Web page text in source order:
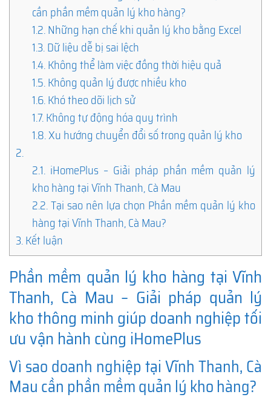
cần phần mềm quản lý kho hàng?
1.2.Những hạn chế khi quản lý kho bằng Excel
1.3.Dữ liệu dễ bị sai lệch
1.4.Không thể làm việc đồng thời hiệu quả
1.5.Không quản lý được nhiều kho
1.6.Khó theo dõi lịch sử
1.7.Không tự động hóa quy trình
1.8.Xu hướng chuyển đổi số trong quản lý kho
2.
2.1. iHomePlus – Giải pháp phần mềm quản lý
kho hàng tại Vĩnh Thanh, Cà Mau
2.2.Tại sao nên lựa chọn Phần mềm quản lý kho
hàng tại Vĩnh Thanh, Cà Mau?
3.Kết luận
Phần mềm quản lý kho hàng tại Vĩnh
Thanh, Cà Mau – Giải pháp quản lý
kho thông minh giúp doanh nghiệp tối
ưu vận hành cùng iHomePlus
Vì sao doanh nghiệp tại Vĩnh Thanh, Cà
Mau cần phần mềm quản lý kho hàng?